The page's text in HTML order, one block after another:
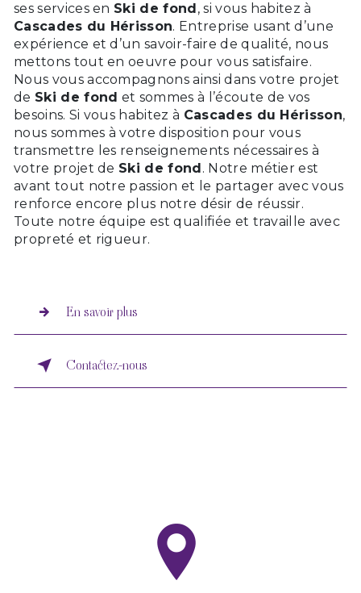
ses services en Ski de fond , si vous habitez à
Cascades du Hérisson. Entreprise usant d’une
expérience et d’un savoir-faire de qualité, nous
mettons tout en oeuvre pour vous satisfaire.
Nous vous accompagnons ainsi dans votre projet
de Ski de fond et sommes à l’écoute de vos
besoins. Si vous habitez à Cascades du Hérisson,
nous sommes à votre disposition pour vous
transmettre les renseignements nécessaires à
votre projet de Ski de fond . Notre métier est
avant tout notre passion et le partager avec vous
renforce encore plus notre désir de réussir.
Toute notre équipe est qualifiée et travaille avec
propreté et rigueur.
En savoir plus
Contactez-nous